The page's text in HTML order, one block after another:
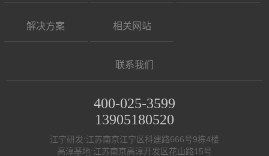
解决方案 相关网站
联系我们
400-025-3599
13905180520
江宁研发:江苏南京江宁区科建路666号9栋4楼
高淳基地:江苏南京高淳开发区花山路15号